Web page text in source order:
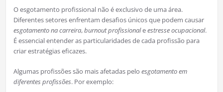
O esgotamento profissional não é exclusivo de uma área.
Diferentes setores enfrentam desafios únicos que podem causar
esgotamento na carreira,burnout profissionaleestresse ocupacional.
É essencial entender as particularidades de cada profissão para
criar estratégias eficazes.
Algumas profissões são mais afetadas pelo esgotamento em
diferentes profissões. Por exemplo: